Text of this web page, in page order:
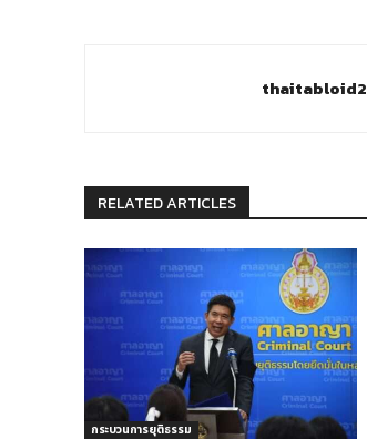
thaitabloid2
RELATED ARTICLES
กระบวนการยุติธรรม